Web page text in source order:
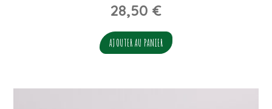
28,50 €
AJOUTER AU PANIER